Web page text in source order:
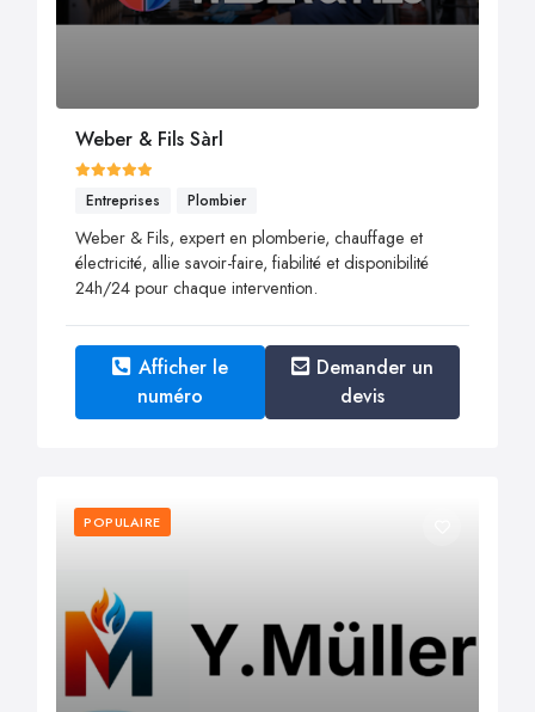
Weber & Fils Sàrl
Entreprises Plombier
Weber & Fils, expert en plomberie, chauffage et
électricité, allie savoir-faire, fiabilité et disponibilité
24h/24 pour chaque intervention.
Afficher le
numéro
Demander un
devis
POPULAIRE